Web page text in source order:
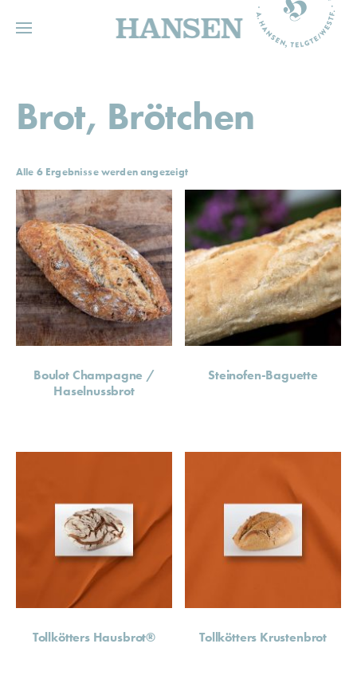
HANSEN
Brot, Brötchen
Alle 6 Ergebnisse werden angezeigt
Boulot Champagne /
Haselnussbrot
Steinofen-Baguette
Tollkötters Hausbrot® Tollkötters Krustenbrot